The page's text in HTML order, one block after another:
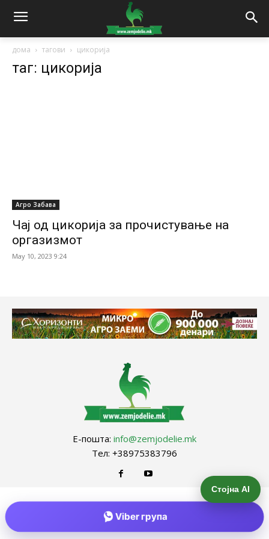
дома тагови цикорија
таг: цикорија
Агро Забава
Чај од цикорија за прочистување на
оргазизмот
May 10, 2023 9:24
Е-пошта: info@zemjodelie.mk
Тел: +38975383796
Стојна AI
Viber група